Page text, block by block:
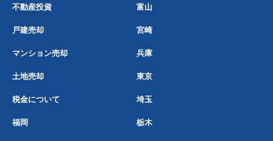
不動産投資 富山
戸建売却 宮崎
マンション売却 兵庫
土地売却 東京
税金について 埼玉
福岡 栃木